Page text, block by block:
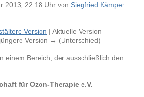
2013, 22:18 Uhr von Siegfried Kämper
Version | Aktuelle Version
Version → (Unterschied)
einem Bereich, der ausschließlich den
für Ozon-Therapie e.V.